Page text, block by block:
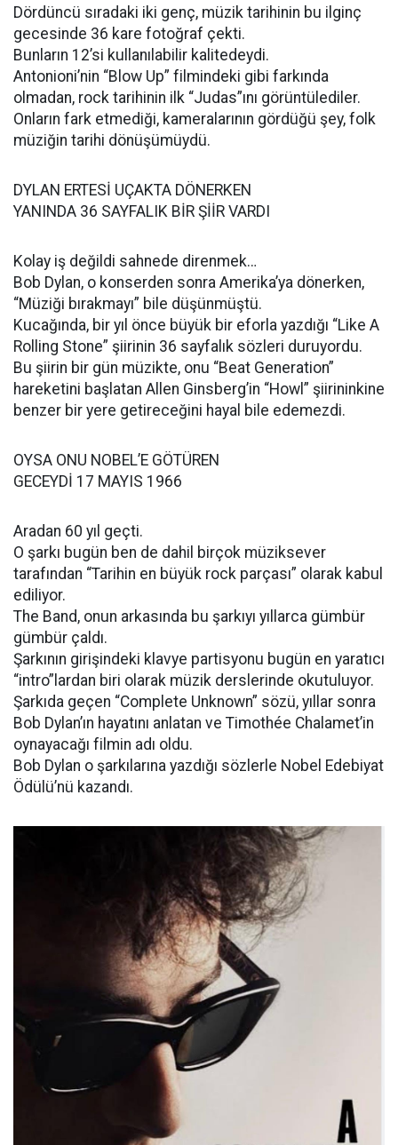
Dördüncü sıradaki iki genç, müzik tarihinin bu ilginç
gecesinde 36 kare fotoğraf çekti.
Bunların 12’si kullanılabilir kalitedeydi.
Antonioni’nin “Blow Up” filmindeki gibi farkında
olmadan, rock tarihinin ilk “Judas”ını görüntülediler.
Onların fark etmediği, kameralarının gördüğü şey, folk
müziğin tarihi dönüşümüydü.
DYLAN ERTESİ UÇAKTA DÖNERKEN
YANINDA 36 SAYFALIK BİR ŞİİR VARDI
Kolay iş değildi sahnede direnmek…
Bob Dylan, o konserden sonra Amerika’ya dönerken,
“Müziği bırakmayı” bile düşünmüştü.
Kucağında, bir yıl önce büyük bir eforla yazdığı “Like A
Rolling Stone” şiirinin 36 sayfalık sözleri duruyordu.
Bu şiirin bir gün müzikte, onu “Beat Generation”
hareketini başlatan Allen Ginsberg’in “Howl” şiirininkine
benzer bir yere getireceğini hayal bile edemezdi.
OYSA ONU NOBEL’E GÖTÜREN
GECEYDİ 17 MAYIS 1966
Aradan 60 yıl geçti.
O şarkı bugün ben de dahil birçok müziksever
tarafından “Tarihin en büyük rock parçası” olarak kabul
ediliyor.
The Band, onun arkasında bu şarkıyı yıllarca gümbür
gümbür çaldı.
Şarkının girişindeki klavye partisyonu bugün en yaratıcı
“intro”lardan biri olarak müzik derslerinde okutuluyor.
Şarkıda geçen “Complete Unknown” sözü, yıllar sonra
Bob Dylan’ın hayatını anlatan ve Timothée Chalamet’in
oynayacağı filmin adı oldu.
Bob Dylan o şarkılarına yazdığı sözlerle Nobel Edebiyat
Ödülü’nü kazandı.